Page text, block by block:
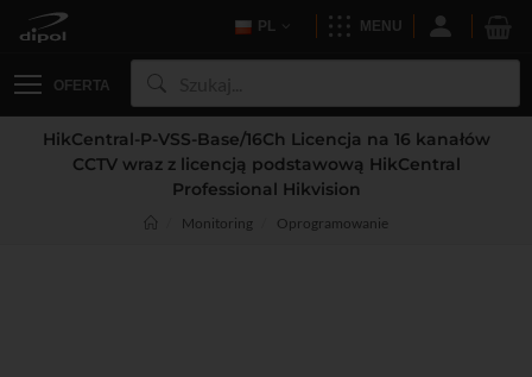
PL MENU
OFERTA
HikCentral-P-VSS-Base/16Ch Licencja na 16 kanałów
CCTV wraz z licencją podstawową HikCentral
Professional Hikvision
Monitoring Oprogramowanie